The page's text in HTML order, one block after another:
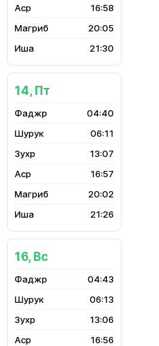
16:58
20:05
21:30
14, Пт
04:40
06:11
13:07
16:57
20:02
21:26
16, Вс
04:43
06:13
13:06
16:56